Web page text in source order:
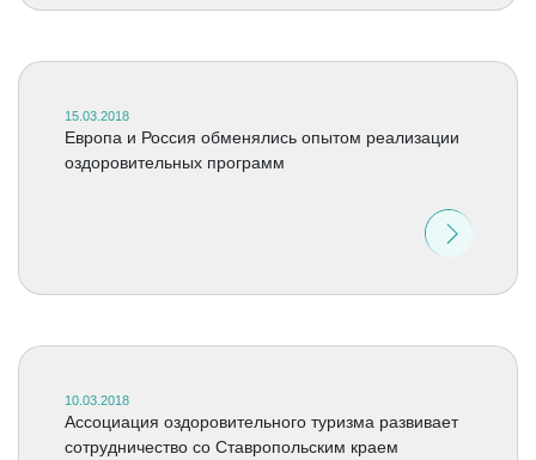
15.03.2018
Европа и Россия обменялись опытом реализации
оздоровительных программ
10.03.2018
Ассоциация оздоровительного туризма развивает
сотрудничество со Ставропольским краем